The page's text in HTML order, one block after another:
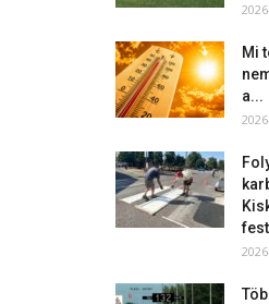
Mi
a...